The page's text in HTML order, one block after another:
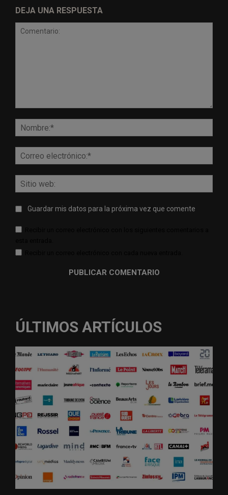
DEJA UNA RESPUESTA
web:
Guardar mis datos para la próxima vez que comente
ÚLTIMOS ARTÍCULOS